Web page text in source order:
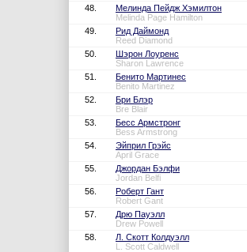
48.
Мелинда Пейдж Хэмилтон
Melinda Page Hamilton
49.
Рид Даймонд
Reed Diamond
50.
Шэрон Лоуренс
Sharon Lawrence
51.
Бенито Мартинес
Benito Martinez
52.
Бри Блэр
Bre Blair
53.
Бесс Армстронг
Bess Armstrong
54.
Эйприл Грэйс
April Grace
55.
Джордан Бэлфи
Jordan Belfi
56.
Роберт Гант
Robert Gant
57.
Дрю Пауэлл
Drew Powell
58.
Л. Скотт Колдуэлл
L. Scott Caldwell